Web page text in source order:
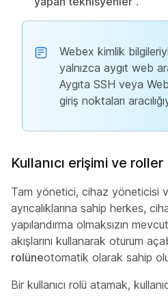
Webex kimlik
yalnızca aygıt web
Aygıta SSH veya
giriş noktaları
Kullanıcı erişimi ve roller
Tam yönetici, cihaz yöneticisi
ayrıcalıklarına sahip herkes,
yapılandırma olmaksızın
akışlarını kullanarak oturum
rolüneotomatik olarak sahip
Bir kullanıcı rolü atamak,